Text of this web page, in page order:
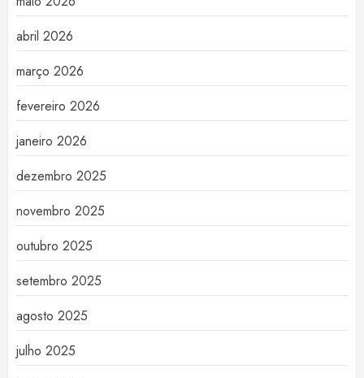
abril 2026
março 2026
fevereiro 2026
janeiro 2026
dezembro 2025
novembro 2025
outubro 2025
setembro 2025
agosto 2025
julho 2025